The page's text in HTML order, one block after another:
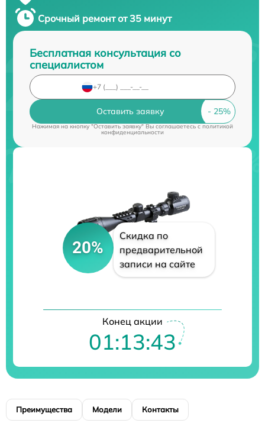
Срочный ремонт от 35 минут
Бесплатная консультация со
специалистом
Оставить заявку
Нажимая на кнопку "Оставить заявку" Вы соглашаетесь cполитикой
конфиденциальности
20%
Скидка по
предварительной
записи на сайте
Конец акции
01:13:43
Преимущества Модели Контакты